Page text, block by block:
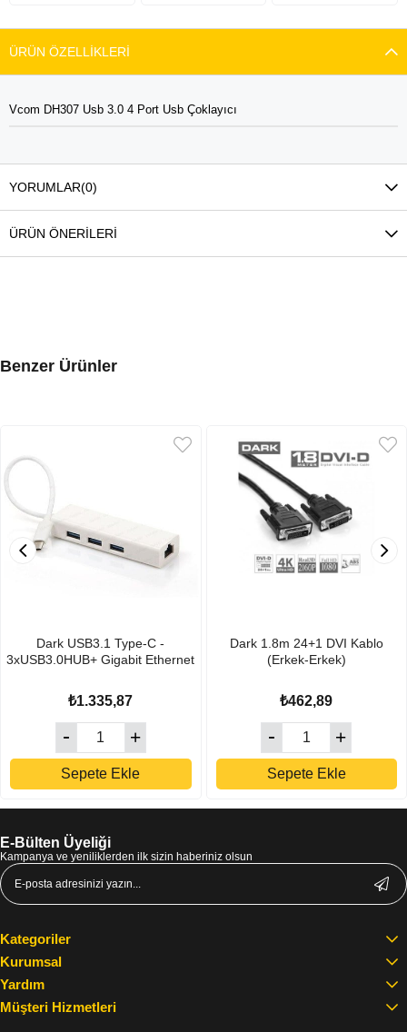
ÜRÜN ÖZELLIKLERI
Vcom DH307 Usb 3.0 4 Port Usb Çoklayıcı
YORUMLAR(0)
ÜRÜN ÖNERILERI
Benzer Ürünler
Dark USB3.1 Type-C -
3xUSB3.0HUB+ Gigabit Ethernet
₺1.335,87
Sepete Ekle
Dark 1.8m 24+1 DVI Kablo
(Erkek-Erkek)
₺462,89
Sepete Ekle
E-Bülten Üyeliği
Kampanya ve yeniliklerden ilk sizin haberiniz olsun
Kategoriler
Kurumsal
Yardım
Müşteri Hizmetleri